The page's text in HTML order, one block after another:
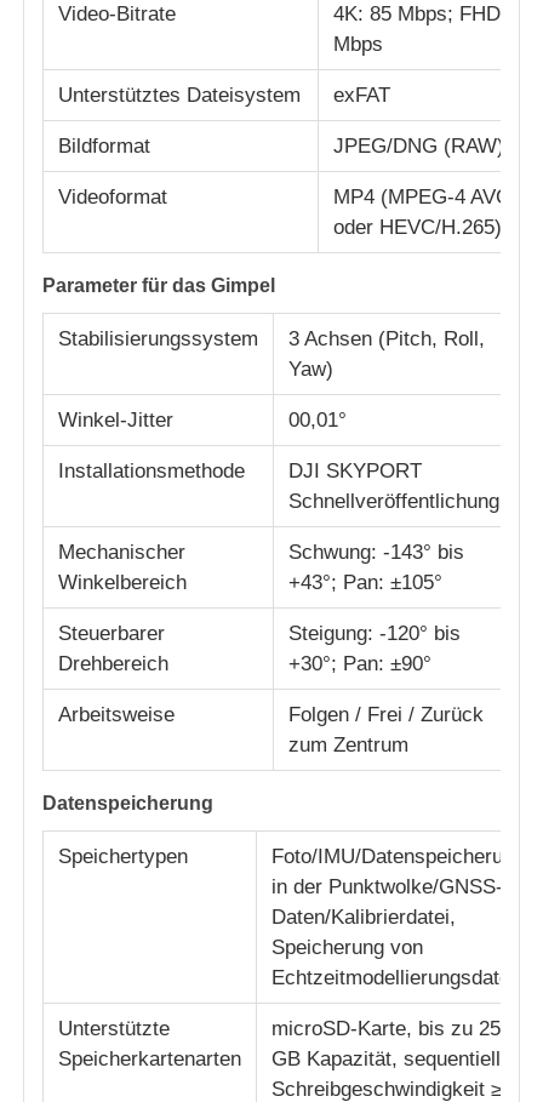
Video-Bitrate
4K: 85 Mbps; FHD: 30
Mbps
Unterstütztes Dateisystem exFAT
Bildformat JPEG/DNG (RAW)
Videoformat
MP4 (MPEG-4 AVC/
oder HEVC/H.265)
Parameter für das Gimpel
Stabilisierungssystem
3 Achsen (Pitch, Roll,
Yaw)
Winkel-Jitter 00,01°
Installationsmethode
DJI SKYPORT
Schnellveröffentlichung
Mechanischer
Winkelbereich
Schwung: -143° bis
+43°; Pan: ±105°
Steuerbarer
Drehbereich
Steigung: -120° bis
+30°; Pan: ±90°
Arbeitsweise
Folgen / Frei / Zurück
zum Zentrum
Datenspeicherung
Speichertypen
Foto/IMU/Datenspeicherung
in der Punktwolke/GNSS-
Daten/Kalibrierdatei,
Speicherung von
Echtzeitmodellierungsdaten
Unterstützte
Speicherkartenarten
microSD-Karte, bis zu 256
GB Kapazität, sequentielle
Schreibgeschwindigkeit ≥ 50